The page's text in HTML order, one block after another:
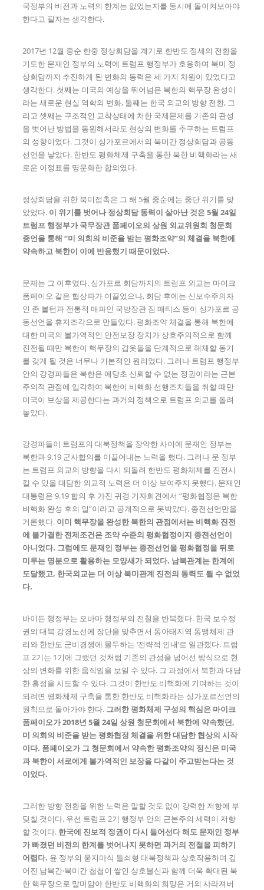
국정부의 비전과 노력의 한계는 없었는지를 동시에 돌이켜보아야
한다고 필자는 생각한다.
2017년 12월 중순 한중 정상회담을 계기로 한반도 정세의 전환을
기도한 문재인 정부의 노력에 트럼프 행정부가 호응하며 북미 정
상회담까지 추진하게 된 변화의 동력은 세 가지 차원이 있었다고
생각한다. 첫째는 미국의 예상을 뛰어넘은 북한의 핵무장 완성이
라는 새로운 현실 역학의 변화, 둘째는 한국 외교의 방향 전환, 그
리고 셋째는 구조적인 교착상태에 처한 국제문제를 기존의 관성
을 벗어난 방법을 동원해서라도 현상의 변화를 추구하는 트럼프
의 성향이었다. 그것이 싱가포르에서의 북미간 정상회담과 공동
선언을 낳았다. 한반도 평화체제 구축을 통한 북한 비핵화라는 새
로운 이정표를 명문화한 합의였다.
정상회담을 위한 북미접촉은 그 해 5월 중순에는 중단 위기를 맞
았었다. 이 위기를 벗어나 정상회담 동력이 살아난 것은5월24일
트럼프 행정부가 국무장관 폼페이오의 상원 외교위원회 청문회
증언을 통해“미 의회의 비준을 받는 평화조약”의 체결을 북한에
약속하고 북한이 이에 반응했기 때문이었다.
문제는 그 이후였다. 싱가포르 회담까지의 트럼프 외교는 마이크
폼페이오 같은 협상파가 이끌었으나, 회담 후에는 신보수주의자
인 존 볼턴과 전통적 매파인 국방장관 짐 매티스 등이 싱가포르 공
동선언을 휴지조각으로 만들었다. 평화조약 체결을 통해 북한에
대한 미국의 불가역적인 안전보장 장치가 상호주의적으로 함께
진전될 때만 북한이 핵무장의 갑옷들을 단계적으로 해체할 동기
를 갖게 될 것은 너무나 기본적인 원리였다. 그러나 트럼프 행정부
안의 강경파들은 북한은 애당초 신뢰할 수 없는 정권이라는 근본
주의적 관점에 입각하여 북한이 비핵화 선행조치들을 취할 때만
미국이 보상을 제공한다는 과거의 정책으로 트럼프 외교를 돌려
놓았다.
강경파들이 트럼프의 대북정책을 장악한 사이에 문재인 정부는
북한과 9.19 군사합의를 이끌어내는 노력을 했다. 그러나 문 정부
는 트럼프 외교의 방향을 다시 되돌려 한반도 평화체제를 진전시
킬 수 있을 대담한 외교적 노력은 더 이상 보여주지 못했다. 문재인
대통령은 9.19 합의 후 가진 귀경 기자회견에서 “평화협정은 북한
비핵화 완성 후의 일”이라고 공개적으로 못박았다. 종전선언만을
거론했다. 이미 핵무장을 완성한 북한의 관점에서는 비핵화 진전
에 불가결한 전제조건은 조약 수준의 평화협정이지 종전선언이
아니었다. 그럼에도 문재인 정부는 종전선언을 평화협정을 뒤로
미루는 명분으로 활용하는 모양새가 되었다. 남북관계는 한계에
도달했고, 한국외교는 더 이상 북미관계 진전의 동력도 될 수 없었
다.
바이든 행정부는 오바마 행정부의 전철을 반복했다. 한국 보수정
권의 대북 강경노선에 장단을 맞추면서 동아태지역 동맹체제 관
리와 한반도 군비경쟁에 몰두하는 ‘전략적 인내’로 일관했다. 트럼
프 2기는 1기에 그랬던 것처럼 기존의 관성을 넘어선 방식으로 현
상의 변화를 위한 움직임을 보일 수 있다. 그 과정에서 북한과 대담
한 흥정을 시도할 수 있다. 그것이 한반도 비핵화에 기여하는 것이
되려면 평화체제 구축을 통한 한반도 비핵화라는 싱가포르선언의
원칙으로 돌아가야 한다. 그러한 평화체제 구성의 핵심은 마이크
폼페이오가2018년5월24일 상원 청문회에서 북한에 약속했던,
미 의회의 비준을 받는 평화협정 체결을 위한 대담한 협상의 시작
이다. 폼페이오가 그 청문회에서 약속한 평화조약의 정신은 미국
과 북한이 서로에게 불가역적인 보장을 다같이 주고받는다는 것
이었다.
그러한 방향 전환을 위한 노력은 말할 것도 없이 강력한 저항에 부
딪칠 것이다. 우선 트럼프 2기 행정부 안의 근본주의 세력이 저항
할 것이다. 한국에 진보적 정권이 다시 들어선다 해도 문재인 정부
가 빠졌던 비전의 한계를 벗어나지 못하면 과거의 전철을 피하기
어렵다. 윤 정부의 묻지마식 돌쇠형 대북정책과 상호작용하며 깊
어진 남북간·북미간 첩첩이 쌓인 상호불신과 함께 더욱 확대된 북
한 핵무장으로 말미암아 한반도 비핵화의 희망은 거의 사라져버